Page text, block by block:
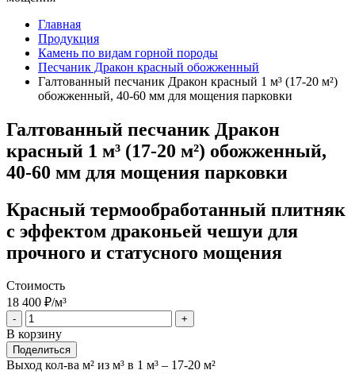
Главная
Продукция
Камень по видам горной породы
Песчаник Дракон красный обожженный
Галтованный песчаник Дракон красный 1 м³ (17-20 м²)
обожженный, 40-60 мм для мощения парковки
Галтованный песчаник Дракон
красный 1 м³ (17-20 м²) обожженный,
40-60 мм для мощения парковки
Красный термообработанный плитняк
с эффектом драконьей чешуи для
прочного и статусного мощения
Стоимость
18 400 ₽/м³
- +
В корзину
Поделиться
Выход кол-ва м² из м³ в 1 м³ – 17-20 м²